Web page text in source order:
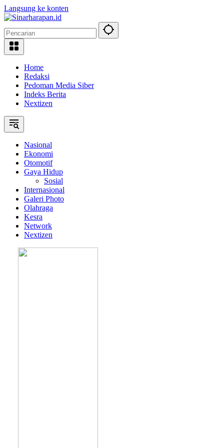
Langsung ke konten
Home
Redaksi
Pedoman Media Siber
Indeks Berita
Nextizen
Nasional
Ekonomi
Otomotif
Gaya Hidup
Sosial
Internasional
Galeri Photo
Olahraga
Kesra
Network
Nextizen